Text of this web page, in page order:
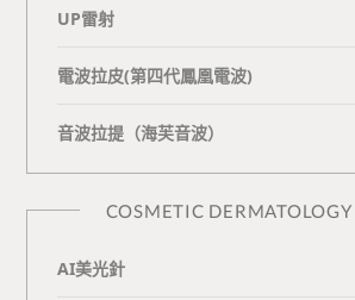
UP雷射
電波拉皮(第四代鳳凰電波)
⾳波拉提（海芙⾳波）
COSMETIC DERMATOLOGY
AI美光針